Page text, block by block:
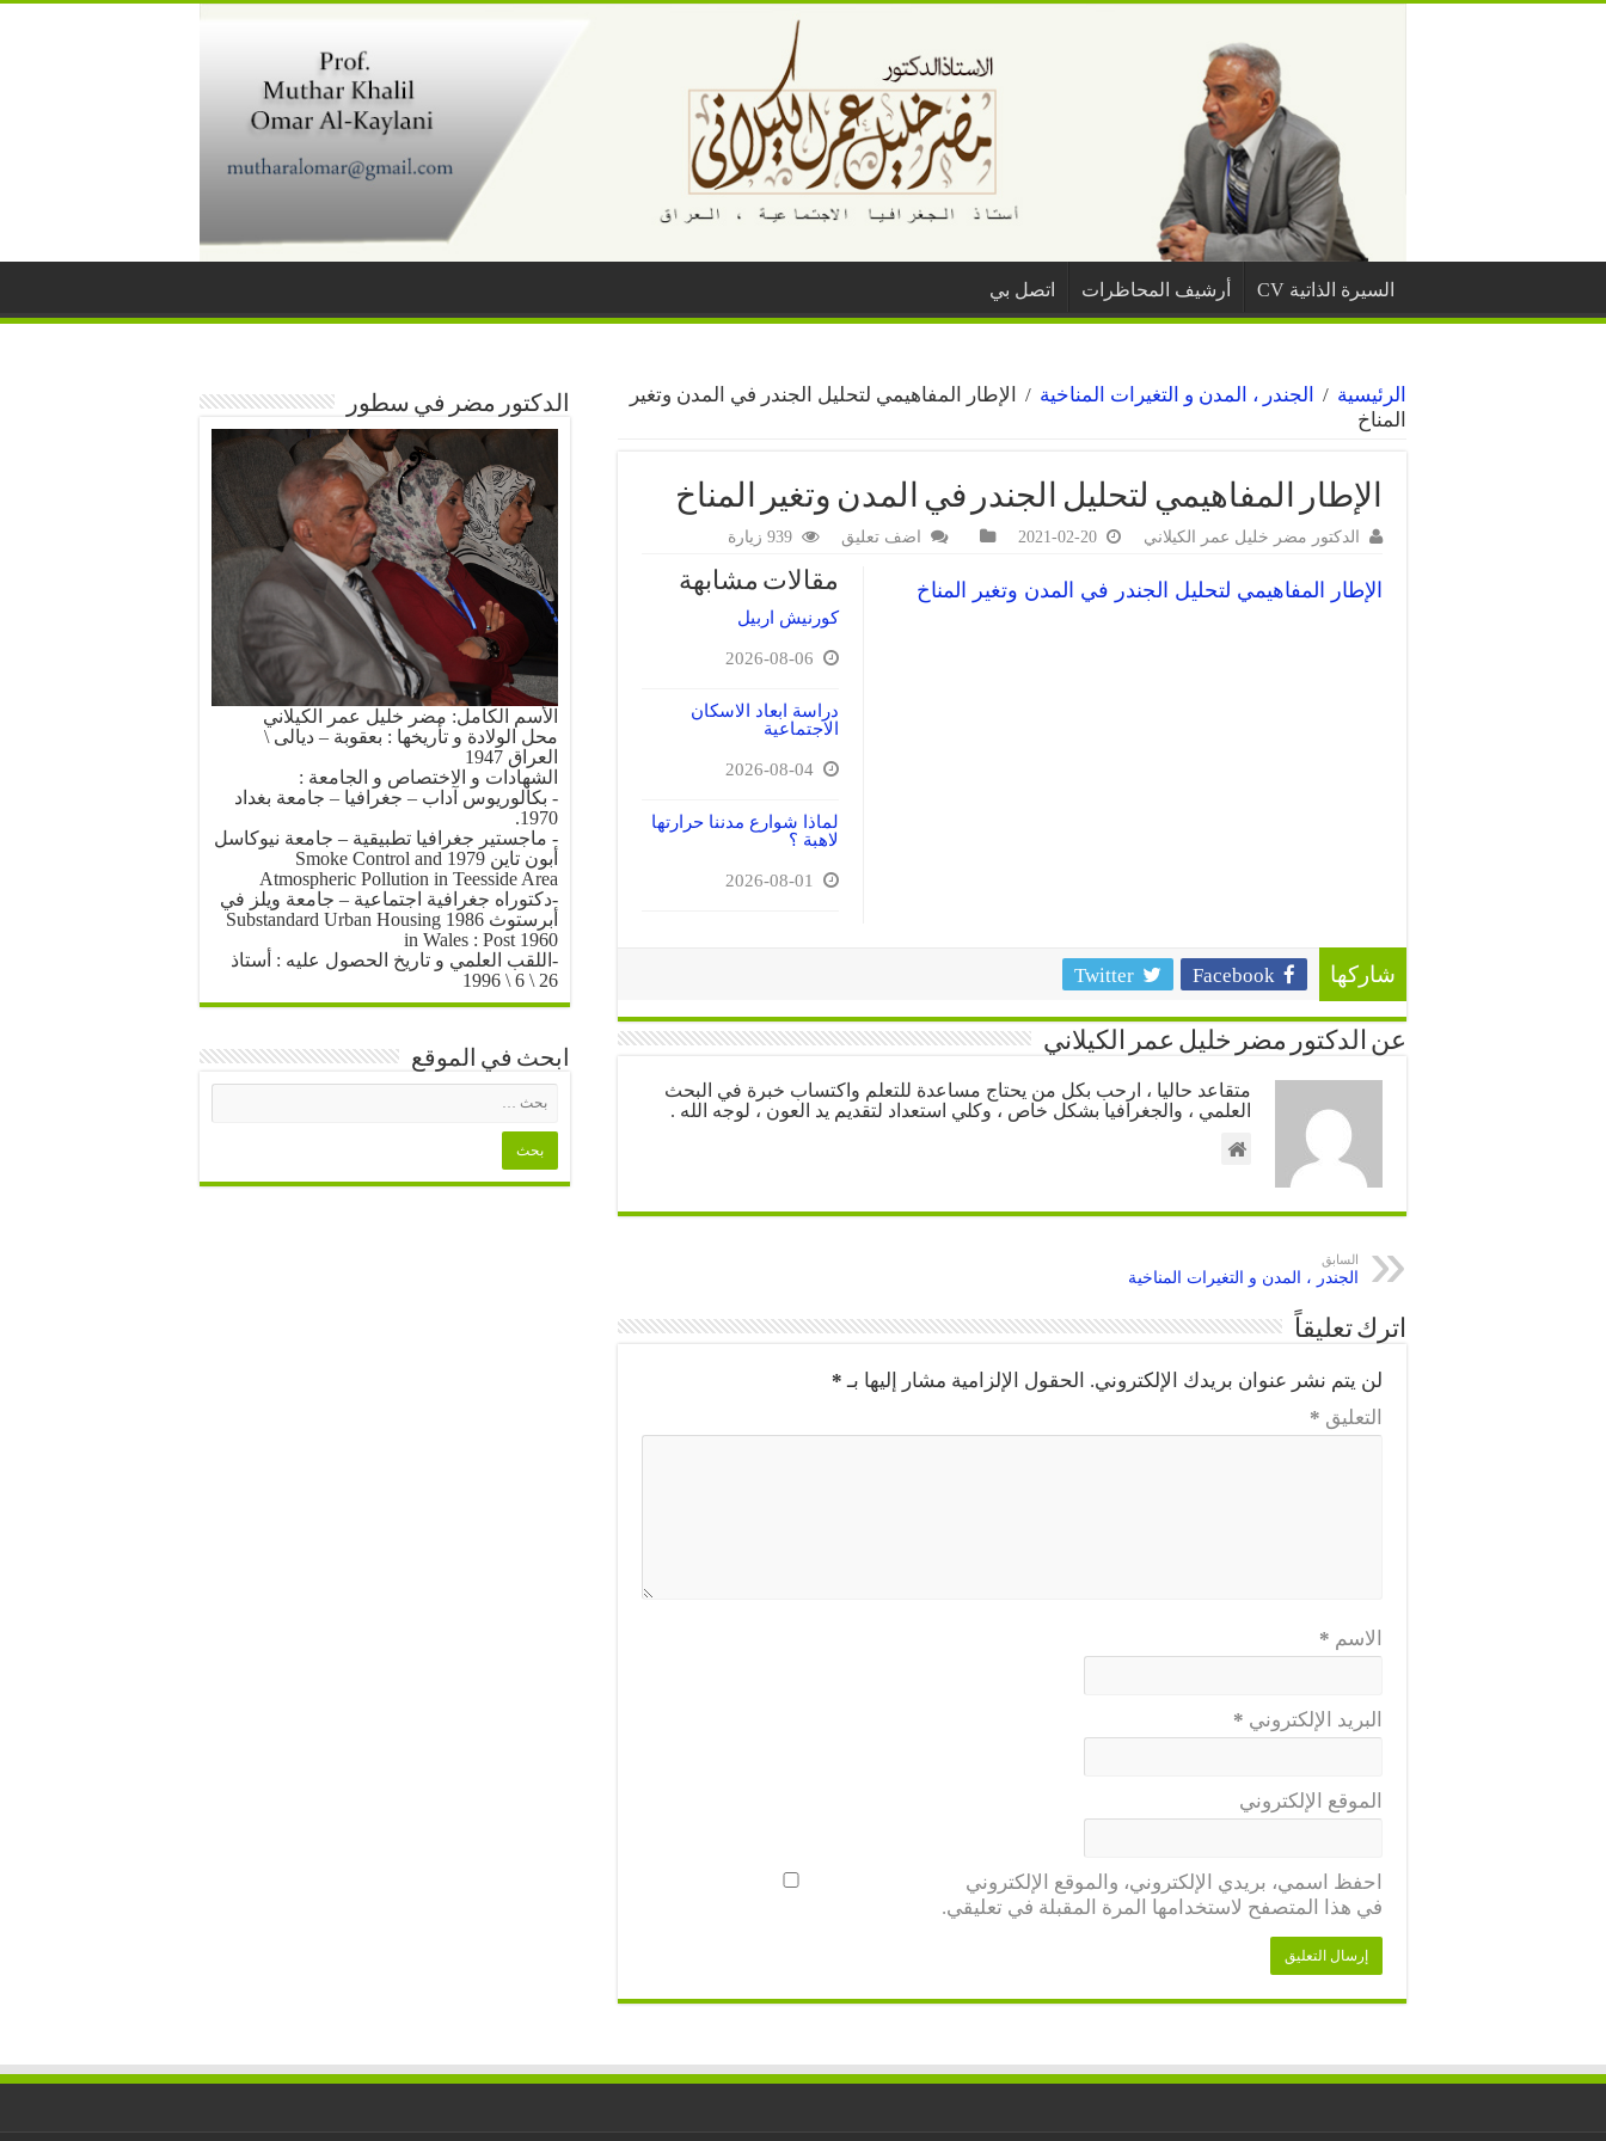
السيرة الذاتية CV أرشيف المحاظرات اتصل بي
الرئيسية / الجندر ، المدن و التغيرات المناخية /
الإطار المفاهيمي لتحليل الجندر في المدن وتغير
المناخ
الإطار المفاهيمي لتحليل الجندر في المدن وتغير المناخ
الدكتور مضر خليل عمر الكيلاني 2021-02-20 اضف تعليق 939 زيارة
مقالات مشابهة
كورنيش اربيل
2026-08-06
دراسة ابعاد الاسكان
الاجتماعية
2026-08-04
لماذا شوارع مدننا حرارتها
لاهبة ؟
2026-08-01
الإطار المفاهيمي لتحليل الجندر في المدن وتغير المناخ
شاركها Facebook
Twitter
عن الدكتور مضر خليل عمر الكيلاني
متقاعد حاليا ، ارحب بكل من يحتاج مساعدة للتعلم واكتساب خبرة في البحث
العلمي ، والجغرافيا بشكل خاص ، وكلي استعداد لتقديم يد العون ، لوجه الله .
السابق
الجندر ، المدن و التغيرات المناخية
اترك تعليقاً
لن يتم نشر عنوان بريدك الإلكتروني. الحقول الإلزامية مشار إليها بـ *
التعليق *
الاسم *
البريد الإلكتروني *
الموقع الإلكتروني
احفظ اسمي، بريدي الإلكتروني، والموقع الإلكتروني
في هذا المتصفح لاستخدامها المرة المقبلة في تعليقي.
الدكتور مضر في سطور
الأسم الكامل: مضر خليل عمر الكيلاني
محل الولادة و تأريخها : بعقوبة – ديالى \
العراق 1947
الشهادات و الاختصاص و الجامعة :
- بكالوريوس آداب – جغرافيا – جامعة بغداد
1970.
- ماجستير جغرافيا تطبيقية – جامعة نيوكاسل
أبون تاين 1979 Smoke Control and
Atmospheric Pollution in Teesside Area
-دكتوراه جغرافية اجتماعية – جامعة ويلز في
أبرستوث 1986 Substandard Urban Housing
in Wales : Post 1960
-اللقب العلمي و تاريخ الحصول عليه : أستاذ
26 \ 6 \ 1996
ابحث في الموقع